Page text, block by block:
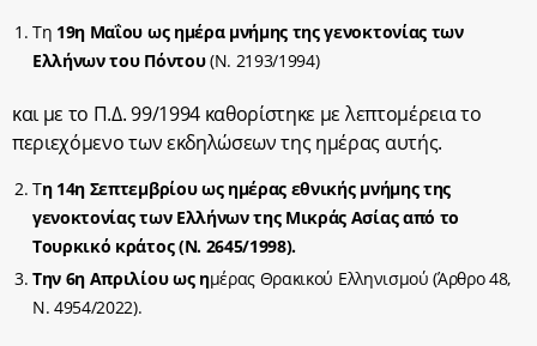
Τη 19η Μαΐου ως ημέρα μνήμης της γενοκτονίας των
Ελλήνων του Πόντου(Ν. 2193/1994)
και με το Π.Δ. 99/1994 καθορίστηκε με λεπτομέρεια το
περιεχόμενο των εκδηλώσεων της ημέρας αυτής.
Τη 14η Σεπτεμβρίου ως ημέρας εθνικής μνήμης της
γενοκτονίας των Ελλήνων της Μικράς Ασίας από το
Τουρκικό κράτος (Ν. 2645/1998).
Την 6η Απριλίου ως ημέρας Θρακικού Ελληνισμού (Άρθρο 48,
Ν. 4954/2022).